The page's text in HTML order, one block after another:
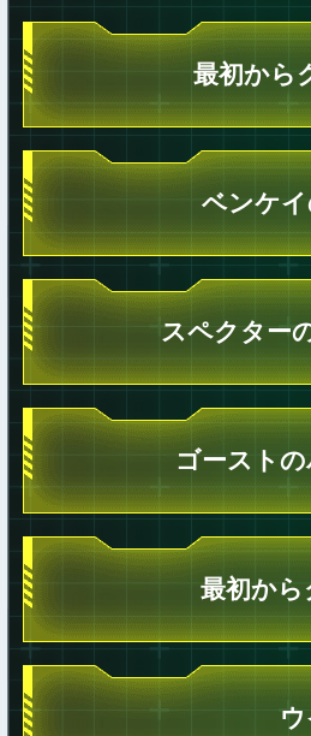
最初から
ベンケ
スペクター
ゴースト
最初か